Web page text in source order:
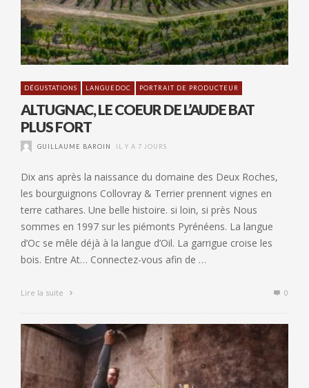
DÉGUSTATIONS LANGUEDOC PORTRAIT DE PRODUCTEUR
ALTUGNAC, LE COEUR DE L’AUDE BAT
PLUS FORT
GUILLAUME BAROIN IL Y A 7 JOURS
Dix ans après la naissance du domaine des Deux Roches,
les bourguignons Collovray & Terrier prennent vignes en
terre cathares. Une belle histoire. si loin, si près Nous
sommes en 1997 sur les piémonts Pyrénéens. La langue
d’Oc se mêle déjà à la langue d’Oil. La garrigue croise les
bois. Entre At… Connectez-vous afin de …
Lire la suite 0